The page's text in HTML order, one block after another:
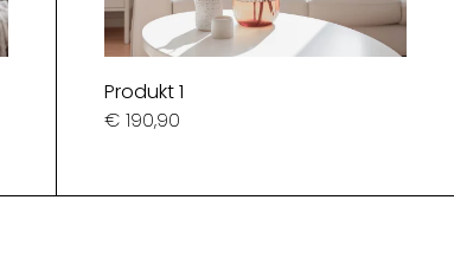
Produkt 1
€ 190,90